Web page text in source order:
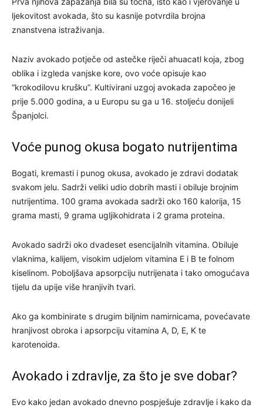
ljekovitost avokada, što su kasnije potvrdila brojna
znanstvena istraživanja.
Naziv avokado potječe od astečke riječi ahuacatl koja, zbog
oblika i izgleda vanjske kore, ovo voće opisuje kao
“krokodilovu krušku”. Kultivirani uzgoj avokada započeo je
prije 5.000 godina, a u Europu su ga u 16. stoljeću donijeli
Španjolci.
Voće punog okusa bogato nutrijentima
Bogati, kremasti i punog okusa, avokado je zdravi dodatak
svakom jelu. Sadrži veliki udio dobrih masti i obiluje brojnim
nutrijentima. 100 grama avokada sadrži oko 160 kalorija, 15
grama masti, 9 grama ugljikohidrata i 2 grama proteina.
Avokado sadrži oko dvadeset esencijalnih vitamina. Obiluje
vlaknima, kalijem, visokim udjelom vitamina E i B te folnom
kiselinom. Poboljšava apsorpciju nutrijenata i tako omogućava
tijelu da upije više hranjivih tvari.
Ako ga kombinirate s drugim biljnim namirnicama, povećavate
hranjivost obroka i apsorpciju vitamina A, D, E, K te
karotenoida.
Avokado i zdravlje, za što je sve dobar?
Evo kako jedan avokado dnevno pospješuje zdravlje i kako da